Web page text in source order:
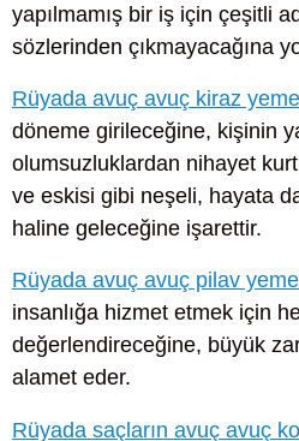
yapılmamış bir iş için çeşitli
sözlerinden çıkmayacağına
Rüyada avuç avuç kiraz
döneme girileceğine, kişinin
olumsuzluklardan nihayet
ve eskisi gibi neşeli, hayata
haline geleceğine işarettir.
Rüyada avuç avuç pilav
insanlığa hizmet etmek için
değerlendireceğine, büyük
alamet eder.
Rüyada saçların avuç avuç